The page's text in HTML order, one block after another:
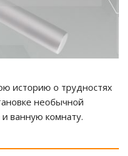
историю о трудностях
необычной
ванную комнату.